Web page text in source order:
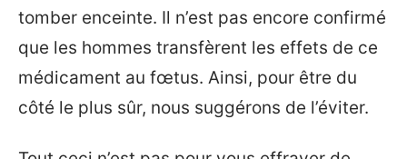
tomber enceinte. Il n’est pas encore confirmé
que les hommes transfèrent les effets de ce
médicament au fœtus. Ainsi, pour être du
côté le plus sûr, nous suggérons de l’éviter.